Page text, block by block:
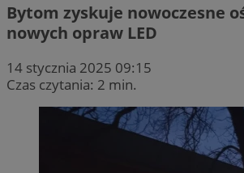
Bytom zyskuje nowoczesne
nowych opraw LED
14 stycznia 2025 09:15
Czas czytania: 2 min.